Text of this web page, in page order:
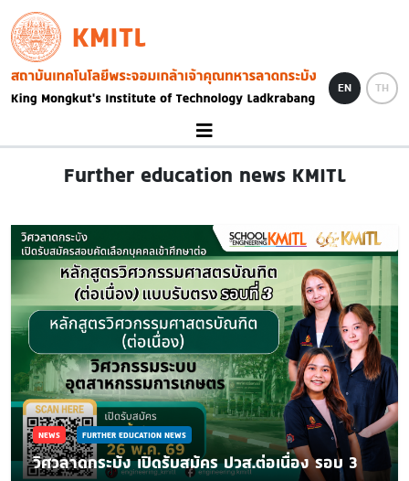
Skip to main content
KMITL
Image
EN TH
Further education news KMITL
NEWS FURTHER EDUCATION NEWS
วิศวลาดกระบัง เปิดรับสมัคร ปวส.ต่อเนื่อง รอบ 3